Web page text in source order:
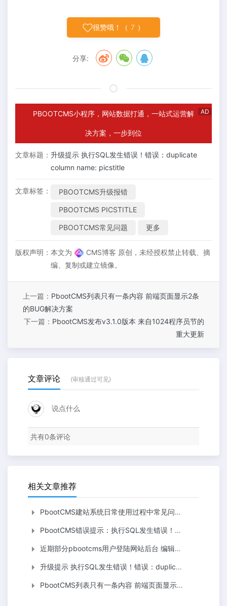
很赞哦！（ 7 ）
分享:
AD
PBOOTCMS小程序，网站数据打通，一站式运营解
决方案，一步到位
文章标题： 升级提示 执行SQL发生错误！错误：duplicate
column name: picstitle
文章标签： PBOOTCMS升级报错
PBOOTCMS PICSTITLE
PBOOTCMS常见问题 更多
版权声明： 本文为
CMS博客 原创，未经授权禁止转载、摘
编、复制或建立镜像。
上一篇： PbootCMS列表只有一条内容 前端页面显示2条
的BUG解决方案
下一篇： PbootCMS发布v3.1.0版本 来自1024程序员节的
重大更新
文章评论 (审核通过可见)
说点什么
共有0条评论
相关文章推荐
PbootCMS建站系统日常使用过程中常见问题汇总
PbootCMS错误提示：执行SQL发生错误！错误：no such column: def1
近期部分pbootcms用户登陆网站后台 编辑器加载缓慢的临时解决方案
升级提示 执行SQL发生错误！错误：duplicate column name: picstitle
PbootCMS列表只有一条内容 前端页面显示2条的BUG解决方案